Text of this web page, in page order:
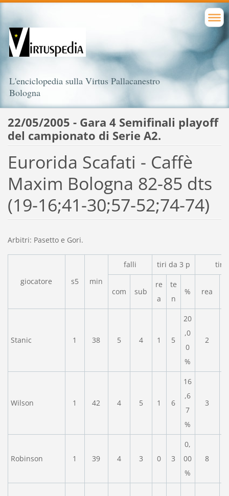
L'enciclopedia sulla Virtus Pallacanestro
Bologna
22/05/2005 - Gara 4 Semifinali playoff
del campionato di Serie A2.
Eurorida Scafati - Caffè
Maxim Bologna 82-85 dts
(19-16;41-30;57-52;74-74)
Arbitri: Pasetto e Gori.
giocatore s5 min
falli tiri da 3 p tiri
com sub
re
a
te
n
% rea
Stanic 1 38 5 4 1 5
20
,0
0
%
2
Wilson 1 42 4 5 1 6
16
,6
7
%
3
Robinson 1 39 4 3 0 3
0,
00
%
8